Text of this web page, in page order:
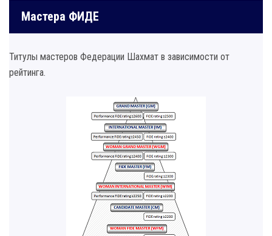
Мастера ФИДЕ
Титулы мастеров Федерации Шахмат в зависимости от
рейтинга.